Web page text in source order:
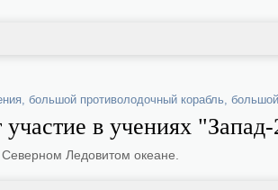
, большой противолодочный корабль,
в учениях
Ледовитом океане.